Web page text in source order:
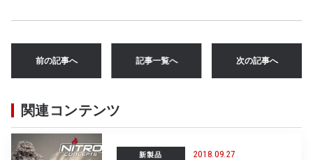
c
e
b
o
k
it
te
r
e
n
a
e ai
l
前の記事へ 記事一覧へ 次の記事へ
関連コンテンツ
新製品 2018.09.27